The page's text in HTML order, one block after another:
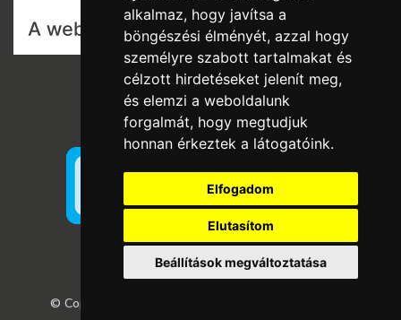
alkalmaz, hogy javítsa a
böngészési élményét, azzal hogy
személyre szabott tartalmakat és
célzott hirdetéseket jelenít meg,
és elemzi a weboldalunk
forgalmát, hogy megtudjuk
honnan érkeztek a látogatóink.
Elfogadom
Elutasítom
Beállítások megváltoztatása
© Copyright 2026